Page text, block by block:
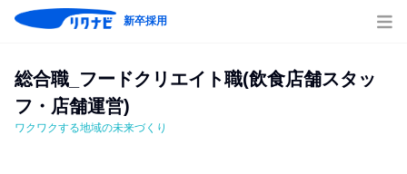
新卒採用
総合職_フードクリエイト職(飲食店舗スタッ
フ・店舗運営)
ワクワクする地域の未来づくり